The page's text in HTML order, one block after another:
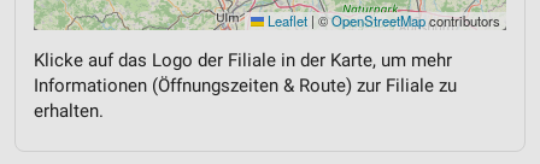
Leaflet | ©OpenStreetMapcontributors
Klicke auf das Logo der Filiale in der Karte, um mehr
Informationen (Öffnungszeiten & Route) zur Filiale zu
erhalten.